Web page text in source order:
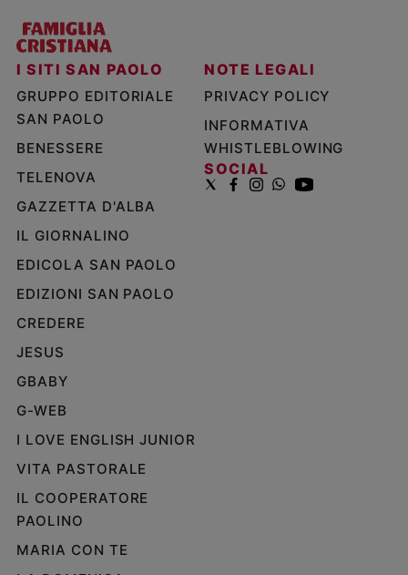
I SITI SAN PAOLO
GRUPPO EDITORIALE
SAN PAOLO
BENESSERE
TELENOVA
GAZZETTA D'ALBA
IL GIORNALINO
EDICOLA SAN PAOLO
EDIZIONI SAN PAOLO
CREDERE
JESUS
GBABY
G-WEB
I LOVE ENGLISH JUNIOR
VITA PASTORALE
IL COOPERATORE
PAOLINO
MARIA CON TE
NOTE LEGALI
PRIVACY POLICY
INFORMATIVA
WHISTLEBLOWING
SOCIAL